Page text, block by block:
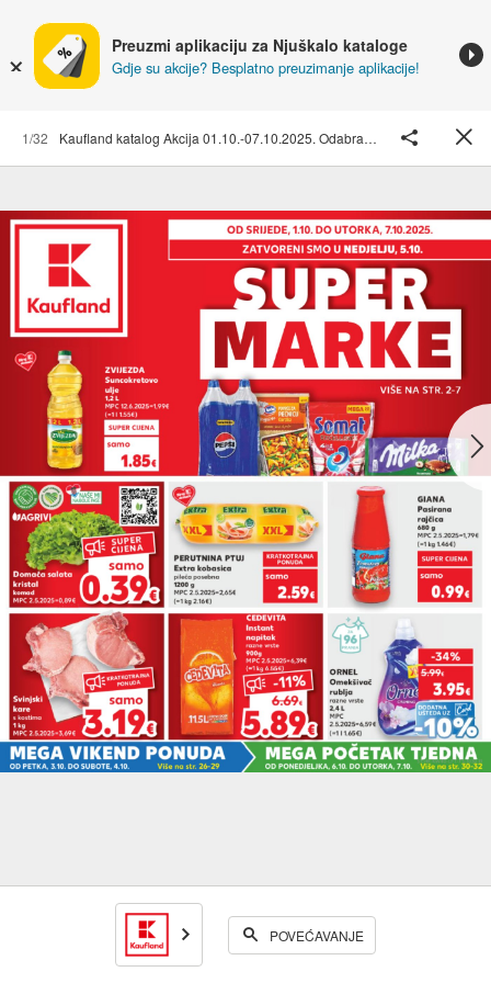
Preuzmi aplikaciju za Njuškalo kataloge
Gdje su akcije? Besplatno preuzimanje aplikacije!
1/32 Kaufland katalog Akcija 01.10.-07.10.2025. Odabrane poslovnice
POVEĆAVANJE